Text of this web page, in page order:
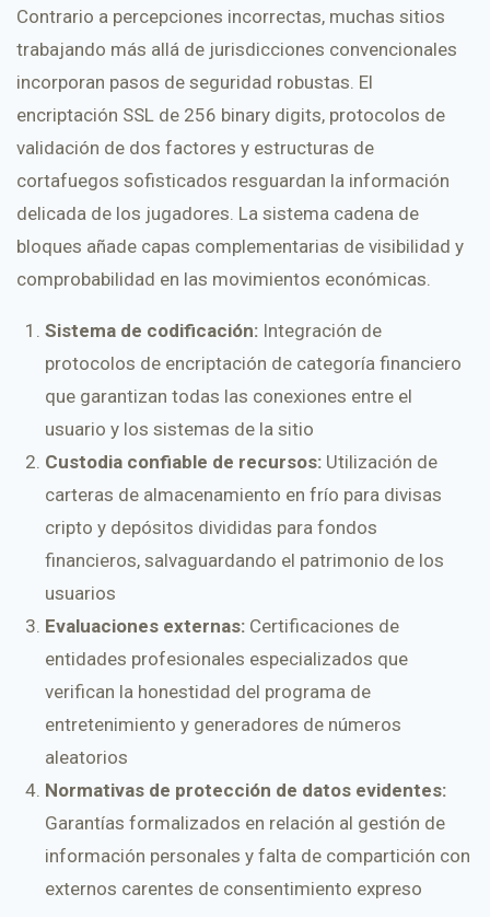
Contrario a percepciones incorrectas, muchas sitios
trabajando más allá de jurisdicciones convencionales
incorporan pasos de seguridad robustas. El
encriptación SSL de 256 binary digits, protocolos de
validación de dos factores y estructuras de
cortafuegos sofisticados resguardan la información
delicada de los jugadores. La sistema cadena de
bloques añade capas complementarias de visibilidad y
comprobabilidad en las movimientos económicas.
Sistema de codificación:Integración de
protocolos de encriptación de categoría financiero
que garantizan todas las conexiones entre el
usuario y los sistemas de la sitio
Custodia confiable de recursos:Utilización de
carteras de almacenamiento en frío para divisas
cripto y depósitos divididas para fondos
financieros, salvaguardando el patrimonio de los
usuarios
Evaluaciones externas:Certificaciones de
entidades profesionales especializados que
verifican la honestidad del programa de
entretenimiento y generadores de números
aleatorios
Normativas de protección de datos evidentes:
Garantías formalizados en relación al gestión de
información personales y falta de compartición con
externos carentes de consentimiento expreso